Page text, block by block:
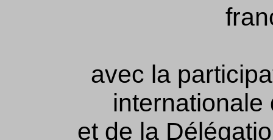
avec la
internationale
et de la